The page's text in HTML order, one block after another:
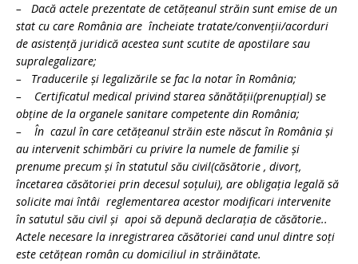
– Dacă actele prezentate de cetăţeanul străin sunt emise de un
stat cu care România are încheiate tratate/convenţii/acorduri
de asistenţă juridică acestea sunt scutite de apostilare sau
supralegalizare;
– Traducerile şi legalizările se fac la notar în România;
– Certificatul medical privind starea sănătăţii(prenupţial) se
obţine de la organele sanitare competente din România;
– În cazul în care cetăţeanul străin este născut în România şi
au intervenit schimbări cu privire la numele de familie şi
prenume precum şi în statutul său civil(căsătorie , divorţ,
încetarea căsătoriei prin decesul soţului), are obligaţia legală să
solicite mai întâi reglementarea acestor modificari intervenite
în satutul său civil şi apoi să depună declaraţia de căsătorie..
Actele necesare la inregistrarea căsătoriei cand unul dintre soţi
este cetăţean român cu domiciliul in străinătate.